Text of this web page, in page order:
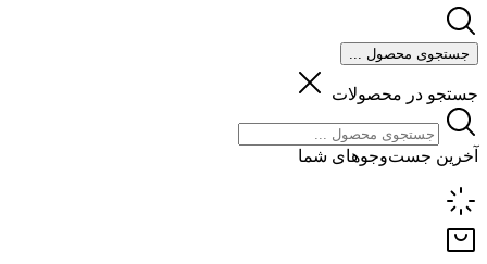
جستجوی محصول ...
جستجو در محصولات
آخرین جست‌وجوهای شما